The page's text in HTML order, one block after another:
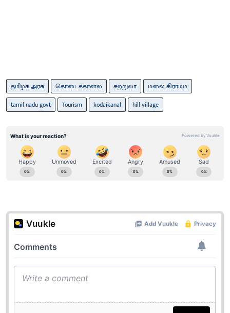
தமிழக அரசு கொடைக்கானல் சுற்றுலா
மலை கிராமம்
tamil nadu govt
Tourism kodaikanal hill village